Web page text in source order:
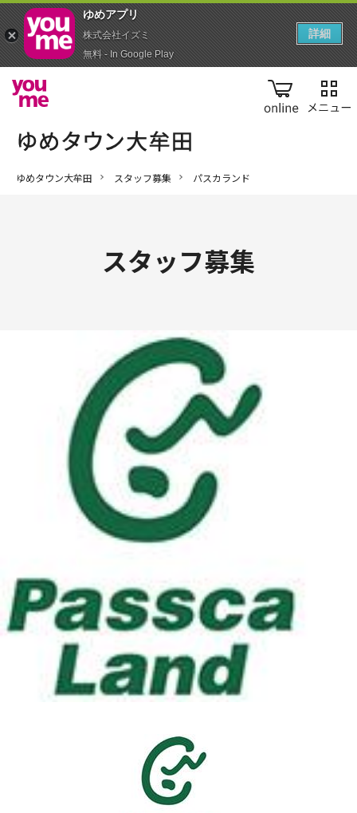
online
ゆめタウン大牟田 スタッフ募集 パスカランド
スタッフ募集
ゆめアプ‪リ‬
株式会社イズミ
無料 - In Google Play
詳細